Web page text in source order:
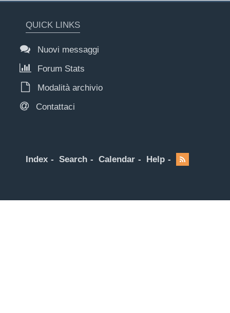
QUICK LINKS
Nuovi messaggi
Forum Stats
Modalità archivio
Contattaci
Index Search Calendar Help